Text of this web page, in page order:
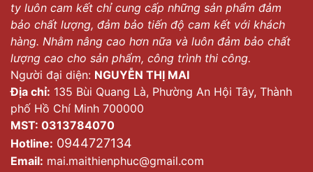
ty luôn cam kết chỉ cung cấp những sản phẩm đảm
bảo chất lượng, đảm bảo tiến độ cam kết với khách
hàng. Nhằm nâng cao hơn nữa và luôn đảm bảo chất
lượng cao cho sản phẩm, công trình thi công.
Người đại diện: NGUYỄN THỊ MAI
Địa chỉ: 135 Bùi Quang Là, Phường An Hội Tây, Thành
phố Hồ Chí Minh 700000
MST: 0313784070
Hotline: 0944727134
Email: mai.maithienphuc@gmail.com